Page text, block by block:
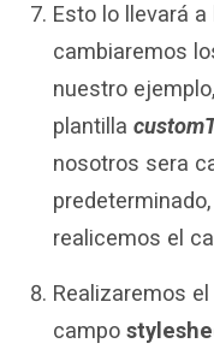
Esto lo llevará
cambiaremos
nuestro
plantilla
nosotros sera
predeterminado,
realicemos el
Realizaremos
campo